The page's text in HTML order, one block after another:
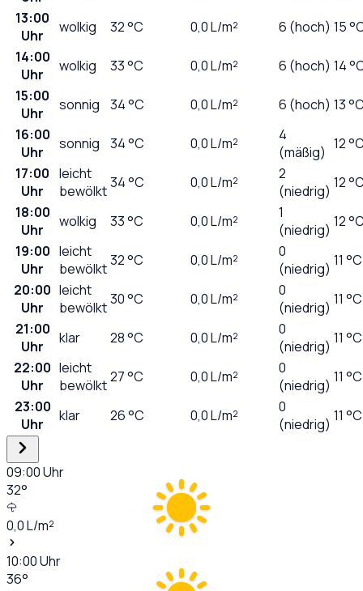
13:00
Uhr
wolkig 32°C 0,0L/m² 6 (hoch) 15
14:00
Uhr
wolkig 33°C 0,0L/m² 6 (hoch) 14
15:00
Uhr
sonnig 34°C 0,0L/m² 6 (hoch) 13
16:00
Uhr
sonnig 34°C 0,0L/m²
4
(mäßig) 12
17:00
Uhr
leicht
bewölkt34°C 0,0L/m²
2
(niedrig) 12
18:00
Uhr
wolkig 33°C 0,0L/m²
1
(niedrig) 12
19:00
Uhr
leicht
bewölkt32°C 0,0L/m²
0
(niedrig) 11 °C
20:00
Uhr
leicht
bewölkt30°C 0,0L/m²
0
(niedrig) 11 °C
21:00
Uhr
klar 28°C 0,0L/m²
0
(niedrig) 11 °C
22:00
Uhr
leicht
bewölkt27°C 0,0L/m²
0
(niedrig) 11 °C
23:00
Uhr
klar 26°C 0,0L/m²
0
(niedrig) 11 °C
09:00Uhr
32°
0,0L/m²
10:00Uhr
36°